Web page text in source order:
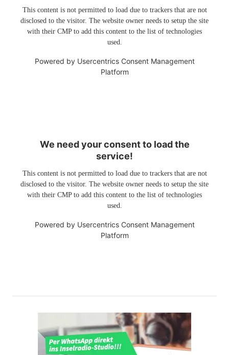
This content is not permitted to load due to trackers that are not
disclosed to the visitor. The website owner needs to setup the site
with their CMP to add this content to the list of technologies
used.
Powered by Usercentrics Consent Management
Platform
We need your consent to load the
service!
This content is not permitted to load due to trackers that are not
disclosed to the visitor. The website owner needs to setup the site
with their CMP to add this content to the list of technologies
used.
Powered by Usercentrics Consent Management
Platform